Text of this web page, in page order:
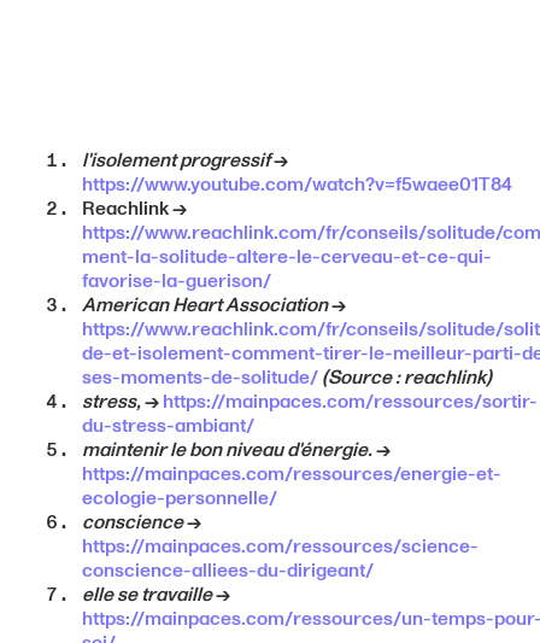
l'isolement progressif→
https://www.youtube.com/watch?v=f5waee01T84
Reachlink →
https://www.reachlink.com/fr/conseils/solitude/com
ment-la-solitude-altere-le-cerveau-et-ce-qui-
favorise-la-guerison/
American Heart Association→
https://www.reachlink.com/fr/conseils/solitude/
de-et-isolement-comment-tirer-le-meilleur-parti-
ses-moments-de-solitude/(Source : reachlink)
stress,→https://mainpaces.com/ressources/sortir-
du-stress-ambiant/
maintenir le bon niveau d'énergie.→
https://mainpaces.com/ressources/energie-et-
ecologie-personnelle/
conscience→
https://mainpaces.com/ressources/science-
conscience-alliees-du-dirigeant/
elle se travaille→
https://mainpaces.com/ressources/un-temps-